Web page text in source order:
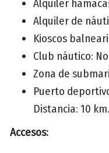
Alquiler
Alquiler de
Kioscos
Club náutico: No
Zona de
Puerto
Distancia: 10 km.
Accesos: